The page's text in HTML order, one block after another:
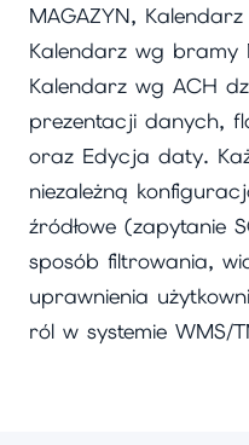
MAGAZYN,
Kalendarz wg bramy
Kalendarz wg ACH
prezentacji danych,
oraz Edycja daty.
niezależną
źródłowe (zapytanie
sposób filtrowania,
uprawnienia
ról w systemie WMS/